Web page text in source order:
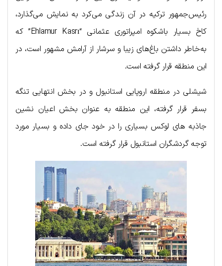
رئیس‌جمهور ترکیه در آن زندگی می‌کرد به نمایش می‌گذارد،
کاخ بسیار باشکوه امپراتوری عثمانی “Ehlamur Kasrı” که
به‌خاطر داشتن باغ‌های زیبا و سرشار از آرامش مشهور است، در
این منطقه قرار گرفته است.
شیشلی در منطقه اروپایی استانبول و در بخش انتهایی تنگه
بسفر قرار گرفته، این منطقه به عنوان بخش اعیان نشین
جاذبه های لوکس بسیاری را در خود جای داده و بسیار مورد
توجه گردشگران استانبول قرار گرفته است.